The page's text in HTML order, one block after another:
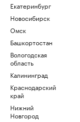
Екатеринбург
Новосибирск
Омск
Башкортостан
Вологодская
область
Калининград
Краснодарский
край
Нижний
Новгород